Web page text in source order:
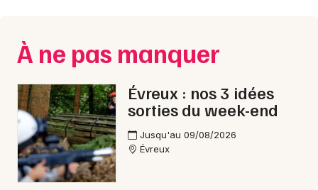
Spectacles
Concerts
Sports
Soirées
Sorties famille
Nantes
Nice
Paris
Strasbourg
Toulouse
À ne pas manquer
Évreux : nos 3 idées
sorties du week-end
Jusqu'au 09/08/2026
Évreux